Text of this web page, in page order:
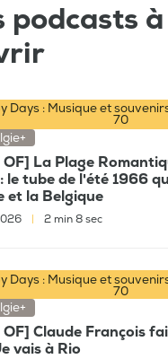
podcasts à
Days : Musique et
70
OF] La Plage
le tube de l'été 1966
et la Belgique
| 2 min 8 sec
Days : Musique et
70
OF] Claude François
vais à Rio